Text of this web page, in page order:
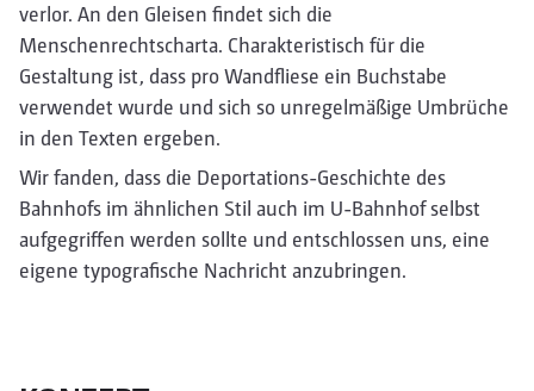
verlor. An den Gleisen findet sich die
Menschenrechtscharta. Charakteristisch für die
Gestaltung ist, dass pro Wandfliese ein Buchstabe
verwendet wurde und sich so unregelmäßige Umbrüche
in den Texten ergeben.
Wir fanden, dass die Deportations-Geschichte des
Bahnhofs im ähnlichen Stil auch im U-Bahnhof selbst
aufgegriffen werden sollte und entschlossen uns, eine
eigene typografische Nachricht anzubringen.